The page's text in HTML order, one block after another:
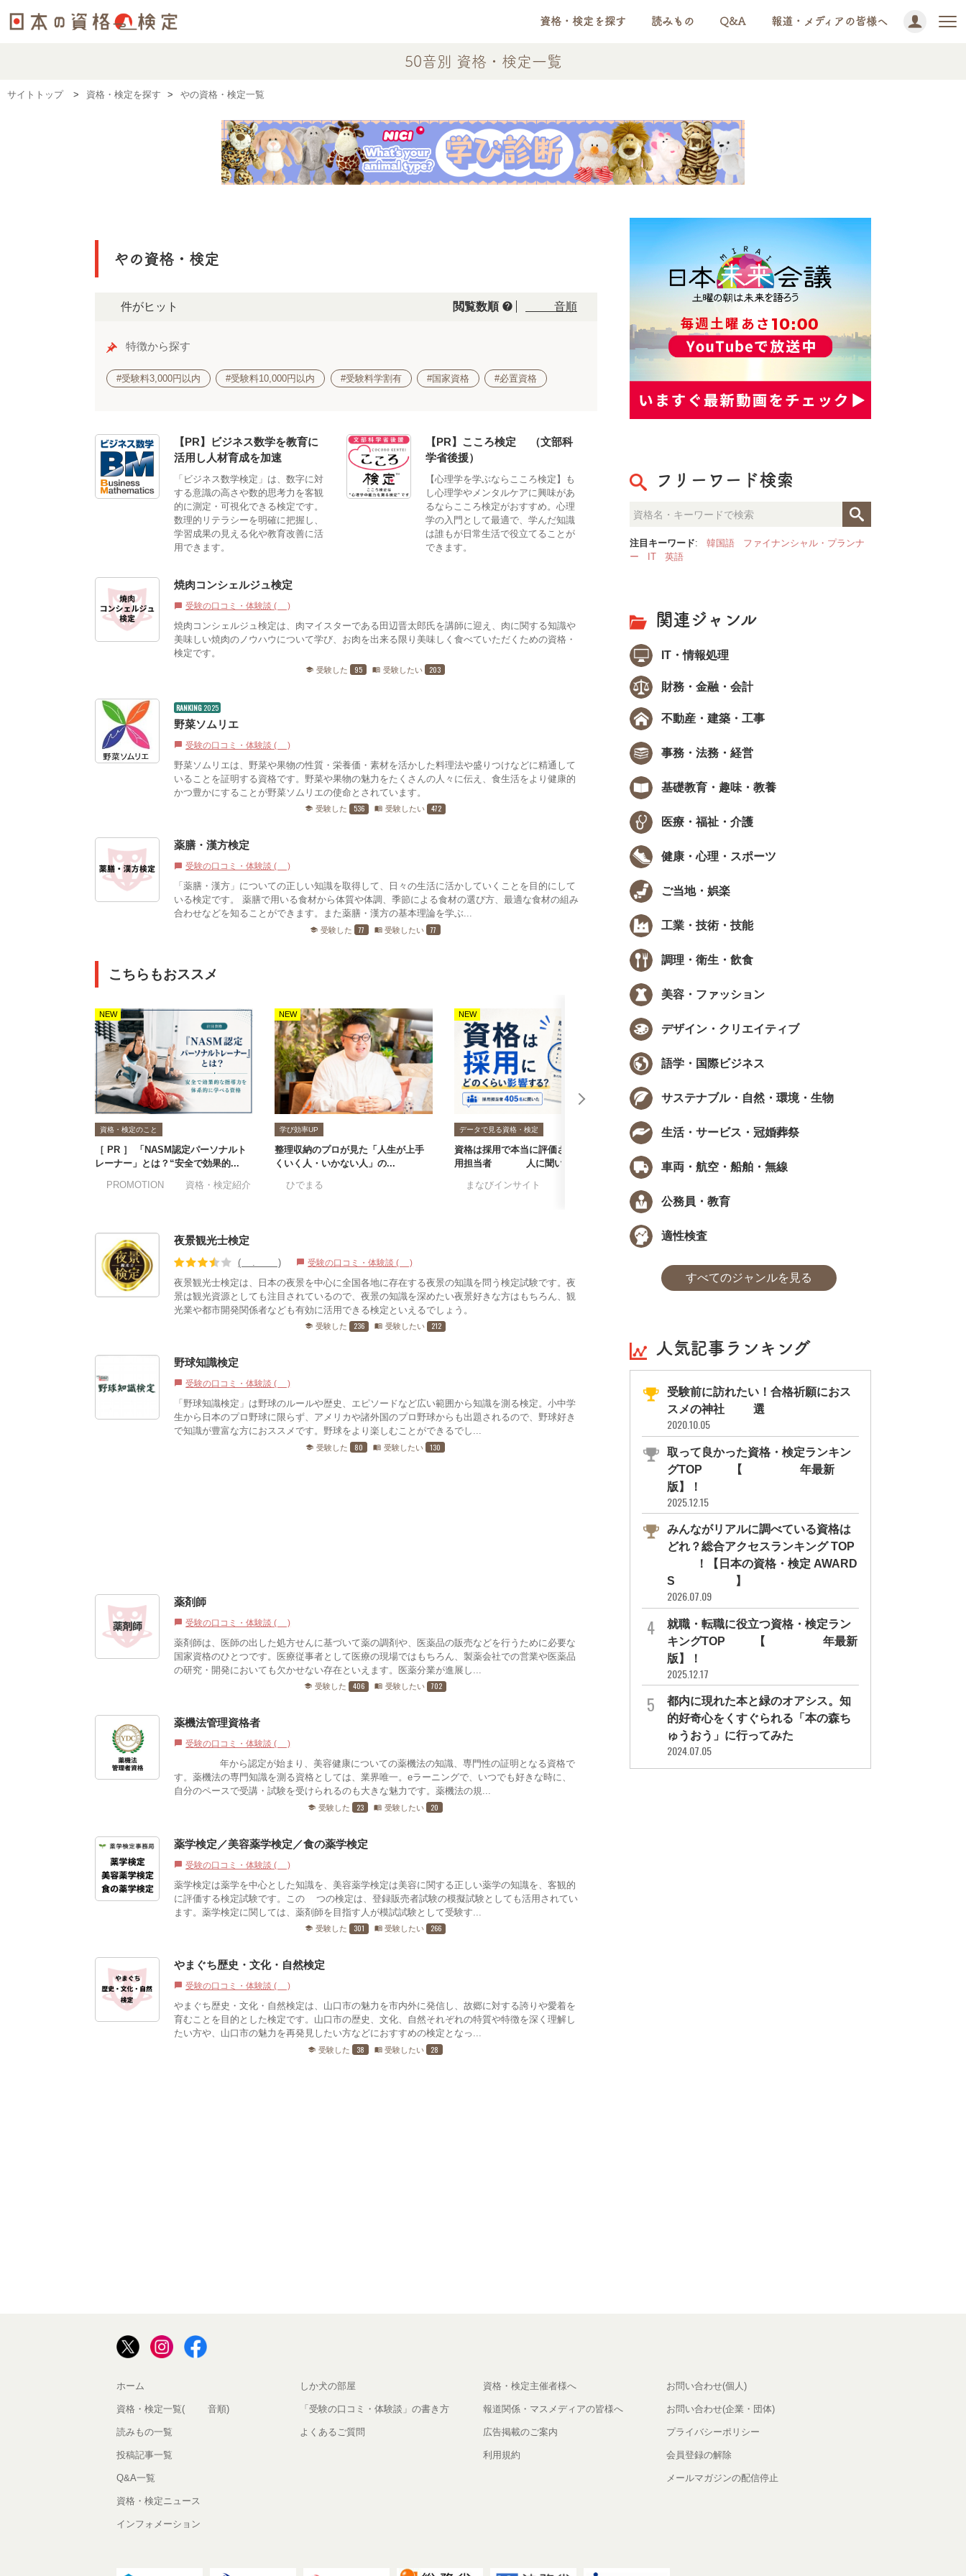
資格・検定を探す 読みもの Q&A 報道・メディアの皆様へ
50音別 資格・検定一覧
サイトトップ 資格・検定を探す やの資格・検定一覧
やの資格・検定
9件がヒット 閲覧数順 help 50音順
特徴から探す
#受験料3,000円以内 #受験料10,000円以内 #受験料学割有 #国家資格 #必置資格
【PR】ビジネス数学を教育に
活用し人材育成を加速
「ビジネス数学検定」は、数字に対
する意識の高さや数的思考力を客観
的に測定・可視化できる検定です。
数理的リテラシーを明確に把握し、
学習成果の見える化や教育改善に活
用できます。
【PR】こころ検定®（文部科
学省後援）
【心理学を学ぶならこころ検定】も
し心理学やメンタルケアに興味があ
るならこころ検定がおすすめ。心理
学の入門として最適で、学んだ知識
は誰もが日常生活で役立てることが
できます。
焼肉コンシェルジュ検定
chat_bubble 受験の口コミ・体験談 (0)
焼肉コンシェルジュ検定は、肉マイスターである田辺晋太郎氏を講師に迎え、肉に関する知識や
美味しい焼肉のノウハウについて学び、お肉を出来る限り美味しく食べていただくための資格・
検定です。
school 受験した 95 menu_book 受験したい 203
RANKING 2025
野菜ソムリエ
chat_bubble 受験の口コミ・体験談 (1)
野菜ソムリエは、野菜や果物の性質・栄養価・素材を活かした料理法や盛りつけなどに精通して
いることを証明する資格です。野菜や果物の魅力をたくさんの人々に伝え、食生活をより健康的
かつ豊かにすることが野菜ソムリエの使命とされています。
school 受験した 536 menu_book 受験したい 472
薬膳・漢方検定
chat_bubble 受験の口コミ・体験談 (1)
「薬膳・漢方」についての正しい知識を取得して、日々の生活に活かしていくことを目的にして
いる検定です。 薬膳で用いる食材から体質や体調、季節による食材の選び方、最適な食材の組み
合わせなどを知ることができます。また薬膳・漢方の基本理論を学ぶ...
school 受験した 77 menu_book 受験したい 77
こちらもおススメ
NEW
資格・検定のこと
［ PR ］ 「NASM認定パーソナルト
レーナー」とは？“安全で効果的...
#PROMOTION
#資格・検定紹介
NEW
学び効率UP
整理収納のプロが見た「人生が上手
くいく人・いかない人」の...
#ひでまる
NEW
データで見る資格・検定
資格は採用で本当に評価される？採
用担当者405人に聞いた...
#まなびインサイト
データで見る資格・検定
者405人に聞いた、資格...
夜景観光士検定
(3.56) chat_bubble 受験の口コミ・体験談 (3)
夜景観光士検定は、日本の夜景を中心に全国各地に存在する夜景の知識を問う検定試験です。夜
景は観光資源としても注目されているので、夜景の知識を深めたい夜景好きな方はもちろん、観
光業や都市開発関係者なども有効に活用できる検定といえるでしょう。
school 受験した 236 menu_book 受験したい 212
野球知識検定
chat_bubble 受験の口コミ・体験談 (1)
「野球知識検定」は野球のルールや歴史、エピソードなど広い範囲から知識を測る検定。小中学
生から日本のプロ野球に限らず、アメリカや諸外国のプロ野球からも出題されるので、野球好き
で知識が豊富な方におススメです。野球をより楽しむことができるでし...
school 受験した 80 menu_book 受験したい 130
薬剤師
chat_bubble 受験の口コミ・体験談 (0)
薬剤師は、医師の出した処方せんに基づいて薬の調剤や、医薬品の販売などを行うために必要な
国家資格のひとつです。医療従事者として医療の現場ではもちろん、製薬会社での営業や医薬品
の研究・開発においても欠かせない存在といえます。医薬分業が進展し...
school 受験した 406 menu_book 受験したい 702
薬機法管理資格者
chat_bubble 受験の口コミ・体験談 (0)
2006年から認定が始まり、美容健康についての薬機法の知識、専門性の証明となる資格で
す。薬機法の専門知識を測る資格としては、業界唯一。eラーニングで、いつでも好きな時に、
自分のペースで受講・試験を受けられるのも大きな魅力です。薬機法の規...
school 受験した 23 menu_book 受験したい 20
薬学検定／美容薬学検定／食の薬学検定
chat_bubble 受験の口コミ・体験談 (0)
薬学検定は薬学を中心とした知識を、美容薬学検定は美容に関する正しい薬学の知識を、客観的
に評価する検定試験です。この2つの検定は、登録販売者試験の模擬試験としても活用されてい
ます。薬学検定に関しては、薬剤師を目指す人が模試試験として受験す...
school 受験した 301 menu_book 受験したい 266
やまぐち歴史・文化・自然検定
chat_bubble 受験の口コミ・体験談 (0)
やまぐち歴史・文化・自然検定は、山口市の魅力を市内外に発信し、故郷に対する誇りや愛着を
育むことを目的とした検定です。山口市の歴史、文化、自然それぞれの特質や特徴を深く理解し
たい方や、山口市の魅力を再発見したい方などにおすすめの検定となっ...
school 受験した 38 menu_book 受験したい 28
フリーワード検索
注目キーワード: 韓国語
ファイナンシャル・プランナ
ー
IT 英語
関連ジャンル
IT・情報処理
財務・金融・会計
不動産・建築・工事
事務・法務・経営
基礎教育・趣味・教養
医療・福祉・介護
健康・心理・スポーツ
ご当地・娯楽
工業・技術・技能
調理・衛生・飲食
美容・ファッション
デザイン・クリエイティブ
語学・国際ビジネス
サステナブル・自然・環境・生物
生活・サービス・冠婚葬祭
車両・航空・船舶・無線
公務員・教育
適性検査
すべてのジャンルを見る
人気記事ランキング
受験前に訪れたい！合格祈願におス
スメの神社11選
2020.10.05
取って良かった資格・検定ランキン
グTOP10【2026年最新
版】！
2025.12.15
みんながリアルに調べている資格は
どれ？総合アクセスランキング TOP
10！【日本の資格・検定 AWARD
S 2026】
2026.07.09
就職・転職に役立つ資格・検定ラン
キングTOP30【2026年最新
版】！
2025.12.17
都内に現れた本と緑のオアシス。知
的好奇心をくすぐられる「本の森ち
ゅうおう」に行ってみた
2024.07.05
ホーム
資格・検定一覧(50音順)
読みもの一覧
投稿記事一覧
Q&A一覧
資格・検定ニュース
インフォメーション
しか犬の部屋
「受験の口コミ・体験談」の書き方
よくあるご質問
資格・検定主催者様へ
報道関係・マスメディアの皆様へ
広告掲載のご案内
利用規約
お問い合わせ(個人)
お問い合わせ(企業・団体)
プライバシーポリシー
会員登録の解除
メールマガジンの配信停止